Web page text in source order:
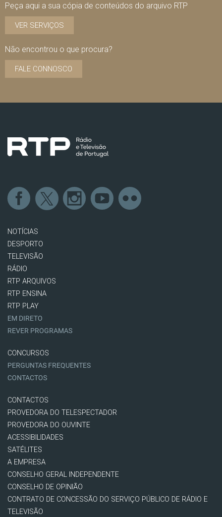
Peça aqui a sua cópia de conteúdos do arquivo RTP
VER SERVIÇOS
Não encontrou o que procura?
FALE CONNOSCO
NOTÍCIAS
DESPORTO
TELEVISÃO
RÁDIO
RTP ARQUIVOS
RTP ENSINA
RTP PLAY
EM DIRETO
REVER PROGRAMAS
CONCURSOS
PERGUNTAS FREQUENTES
CONTACTOS
CONTACTOS
PROVEDORA DO TELESPECTADOR
PROVEDORA DO OUVINTE
ACESSIBILIDADES
SATÉLITES
A EMPRESA
CONSELHO GERAL INDEPENDENTE
CONSELHO DE OPINIÃO
CONTRATO DE CONCESSÃO DO SERVIÇO PÚBLICO DE RÁDIO E
TELEVISÃO